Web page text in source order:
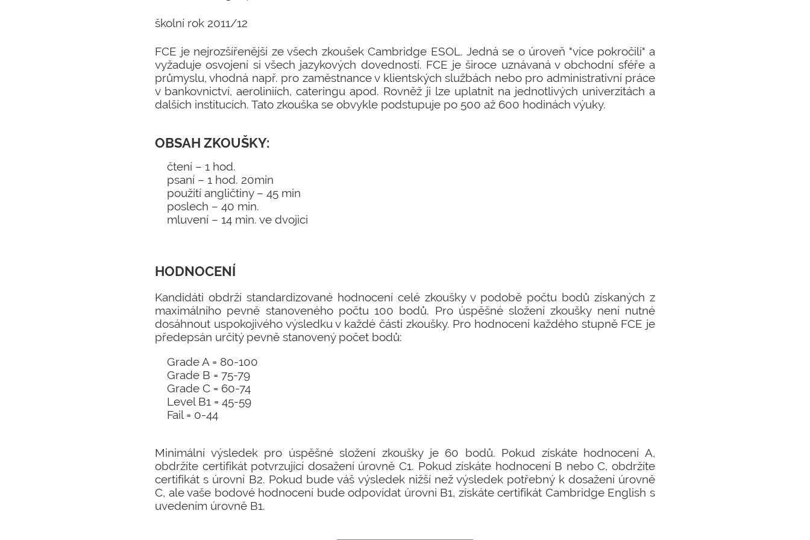
školní rok 2011/12
FCE je nejrozšířenější ze všech zkoušek Cambridge ESOL. Jedná se o úroveň "více pokročilí" a
vyžaduje osvojení si všech jazykových dovedností. FCE je široce uznávaná v obchodní sféře a
průmyslu, vhodná např. pro zaměstnance v klientských službách nebo pro administrativní práce
v bankovnictví, aeroliniích, cateringu apod. Rovněž ji lze uplatnit na jednotlivých univerzitách a
dalších institucích. Tato zkouška se obvykle podstupuje po 500 až 600 hodinách výuky.
OBSAH ZKOUŠKY:
čtení – 1 hod.
psaní – 1 hod. 20min
použití angličtiny – 45 min
poslech – 40 min.
mluvení – 14 min. ve dvojici
HODNOCENÍ
Kandidáti obdrží standardizované hodnocení celé zkoušky v podobě počtu bodů získaných z
maximálního pevně stanoveného počtu 100 bodů. Pro úspěšné složení zkoušky není nutné
dosáhnout uspokojivého výsledku v každé části zkoušky. Pro hodnocení každého stupně FCE je
předepsán určitý pevně stanovený počet bodů:
Grade A = 80-100
Grade B = 75-79
Grade C = 60-74
Level B1 = 45-59
Fail = 0-44
Minimální výsledek pro úspěšné složení zkoušky je 60 bodů. Pokud získáte hodnocení A,
obdržíte certifikát potvrzující dosažení úrovně C1. Pokud získáte hodnocení B nebo C, obdržíte
certifikát s úrovní B2. Pokud bude váš výsledek nižší než výsledek potřebný k dosažení úrovně
C, ale vaše bodové hodnocení bude odpovídat úrovni B1, získáte certifikát Cambridge English s
uvedením úrovně B1.